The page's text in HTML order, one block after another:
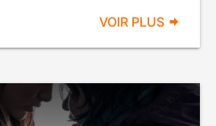
VOIR PLUS